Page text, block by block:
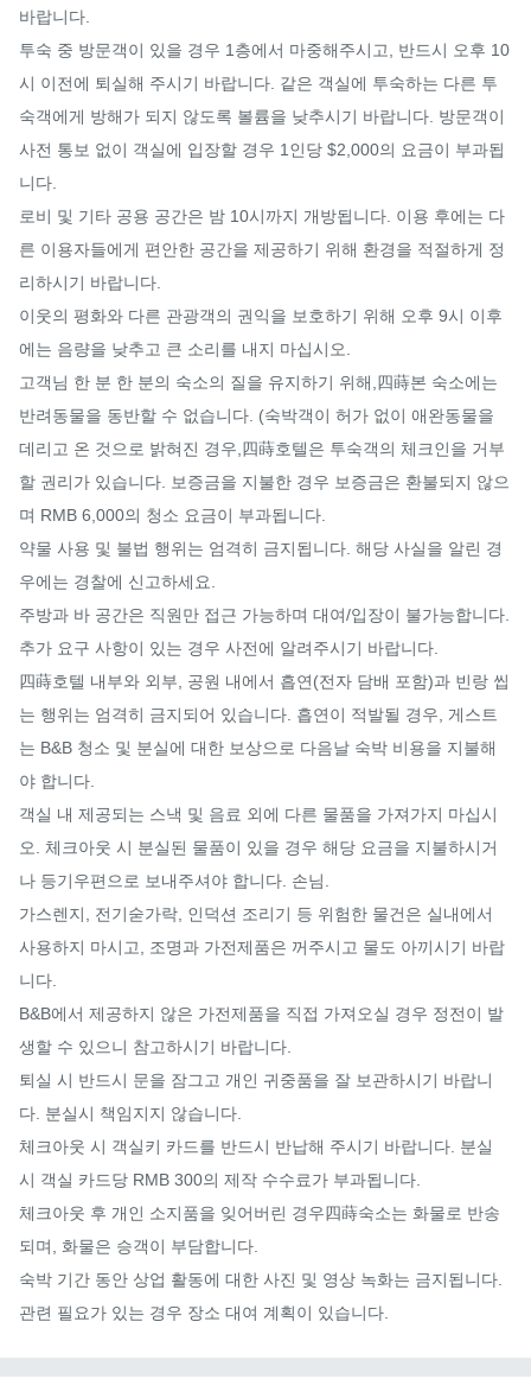
바랍니다.
투숙 중 방문객이 있을 경우 1층에서 마중해주시고, 반드시 오후 10
시 이전에 퇴실해 주시기 바랍니다. 같은 객실에 투숙하는 다른 투
숙객에게 방해가 되지 않도록 볼륨을 낮추시기 바랍니다. 방문객이
사전 통보 없이 객실에 입장할 경우 1인당 $2,000의 요금이 부과됩
니다.
로비 및 기타 공용 공간은 밤 10시까지 개방됩니다. 이용 후에는 다
른 이용자들에게 편안한 공간을 제공하기 위해 환경을 적절하게 정
리하시기 바랍니다.
이웃의 평화와 다른 관광객의 권익을 보호하기 위해 오후 9시 이후
에는 음량을 낮추고 큰 소리를 내지 마십시오.
고객님 한 분 한 분의 숙소의 질을 유지하기 위해,四蒔본 숙소에는
반려동물을 동반할 수 없습니다. (숙박객이 허가 없이 애완동물을
데리고 온 것으로 밝혀진 경우,四蒔호텔은 투숙객의 체크인을 거부
할 권리가 있습니다. 보증금을 지불한 경우 보증금은 환불되지 않으
며 RMB 6,000의 청소 요금이 부과됩니다.
약물 사용 및 불법 행위는 엄격히 금지됩니다. 해당 사실을 알린 경
우에는 경찰에 신고하세요.
주방과 바 공간은 직원만 접근 가능하며 대여/입장이 불가능합니다.
추가 요구 사항이 있는 경우 사전에 알려주시기 바랍니다.
四蒔호텔 내부와 외부, 공원 내에서 흡연(전자 담배 포함)과 빈랑 씹
는 행위는 엄격히 금지되어 있습니다. 흡연이 적발될 경우, 게스트
는 B&B 청소 및 분실에 대한 보상으로 다음날 숙박 비용을 지불해
야 합니다.
객실 내 제공되는 스낵 및 음료 외에 다른 물품을 가져가지 마십시
오. 체크아웃 시 분실된 물품이 있을 경우 해당 요금을 지불하시거
나 등기우편으로 보내주셔야 합니다. 손님.
가스렌지, 전기숟가락, 인덕션 조리기 등 위험한 물건은 실내에서
사용하지 마시고, 조명과 가전제품은 꺼주시고 물도 아끼시기 바랍
니다.
B&B에서 제공하지 않은 가전제품을 직접 가져오실 경우 정전이 발
생할 수 있으니 참고하시기 바랍니다.
퇴실 시 반드시 문을 잠그고 개인 귀중품을 잘 보관하시기 바랍니
다. 분실시 책임지지 않습니다.
체크아웃 시 객실키 카드를 반드시 반납해 주시기 바랍니다. 분실
시 객실 카드당 RMB 300의 제작 수수료가 부과됩니다.
체크아웃 후 개인 소지품을 잊어버린 경우四蒔숙소는 화물로 반송
되며, 화물은 승객이 부담합니다.
숙박 기간 동안 상업 활동에 대한 사진 및 영상 녹화는 금지됩니다.
관련 필요가 있는 경우 장소 대여 계획이 있습니다.